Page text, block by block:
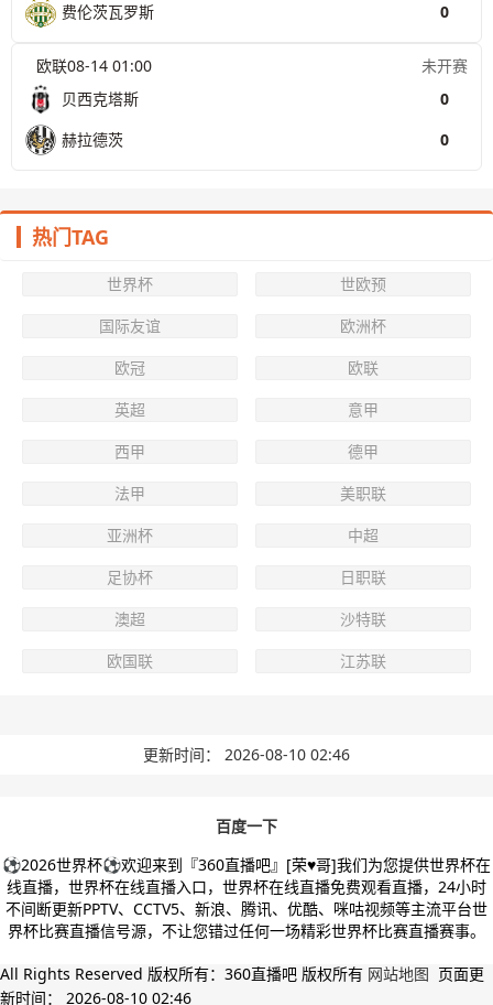
费伦茨瓦罗斯
0
欧联08-14 01:00
未开赛
贝西克塔斯
0
赫拉德茨
0
热门TAG
世界杯
世欧预
国际友谊
欧洲杯
欧冠
欧联
英超
意甲
西甲
德甲
法甲
美职联
亚洲杯
中超
足协杯
日职联
澳超
沙特联
欧国联
江苏联
更新时间： 2026-08-10 02:46
百度一下
⚽2026世界杯⚽欢迎来到『360直播吧』[荣♥哥]我们为您提供世界杯在
线直播，世界杯在线直播入口，世界杯在线直播免费观看直播，24小时
不间断更新PPTV、CCTV5、新浪、腾讯、优酷、咪咕视频等主流平台世
界杯比赛直播信号源，不让您错过任何一场精彩世界杯比赛直播赛事。
All Rights Reserved 版权所有：360直播吧 版权所有 网站地图 页面更
新时间：
2026-08-10 02:46